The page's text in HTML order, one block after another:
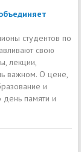
студентов по
свою
лекции,
важном. О цене,
и
памяти и